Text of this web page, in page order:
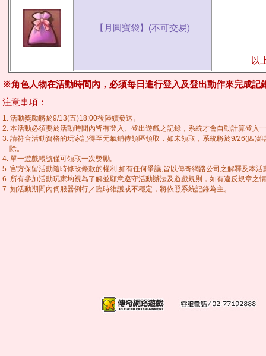
【月圓寶袋】(不可交易)
以
※角色人物在活動時間內，必須每日進行登入及登出動作來完成
注意事項：
1. 活動獎勵將於9/13(五)18:00後陸續發送。
2. 本活動必須要於活動時間內皆有登入、登出遊戲之記錄，系統才會自動計算登入
3. 請符合活動資格的玩家記得至元氣鋪待領區領取，如未領取，系統將於9/26(四)
除。
4. 單一遊戲帳號僅可領取一次獎勵。
5. 官方保留活動隨時修改條款的權利,如有任何爭議,皆以傳奇網路公司之解釋及本
6. 所有參加活動玩家均視為了解並願意遵守活動辦法及遊戲規則，如有違反規章之
7. 如活動期間內伺服器例行／臨時維護或不穩定，將依照系統記錄為主。